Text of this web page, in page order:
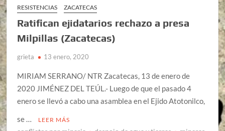
RESISTENCIAS
ZACATECAS
Ratifican ejidatarios rechazo a presa
Milpillas (Zacatecas)
grieta 13 enero, 2020
MIRIAM SERRANO/ NTR Zacatecas, 13 de enero de
2020 JIMÉNEZ DEL TEÚL.- Luego de que el pasado 4
enero se llevó a cabo una asamblea en el Ejido Atotonilco,
se …
LEER MÁS